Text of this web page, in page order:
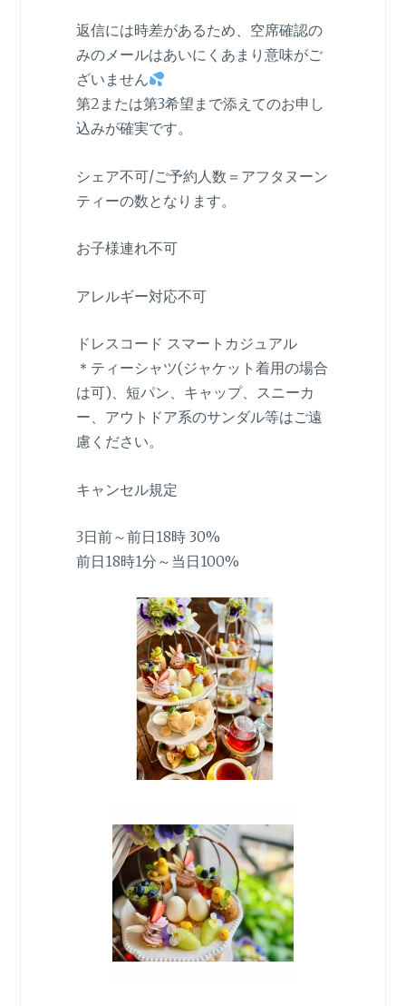
返信には時差があるため、空席確認の
みのメールはあいにくあまり意味がご
ざいません
第2または第3希望まで添えてのお申し
込みが確実です。
シェア不可/ご予約人数＝アフタヌーン
ティーの数となります。
お子様連れ不可
アレルギー対応不可
ドレスコード スマートカジュアル
＊ティーシャツ(ジャケット着用の場合
は可)、短パン、キャップ、スニーカ
ー、アウトドア系のサンダル等はご遠
慮ください。
キャンセル規定
3日前～前日18時 30%
前日18時1分～当日100%